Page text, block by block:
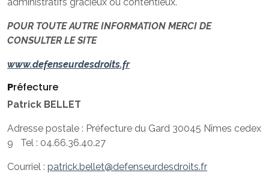
POUR TOUTE AUTRE INFORMATION MERCI DE
CONSULTER LE SITE
www.defenseurdesdroits.fr
Préfecture
Patrick BELLET
Adresse postale : Préfecture du Gard 30045 Nîmes cedex
9 Tel : 04.66.36.40.27
Courriel : patrick.bellet@defenseurdesdroits.fr